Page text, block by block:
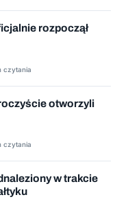
rozpoczął
czytania
otworzyli
czytania
w trakcie